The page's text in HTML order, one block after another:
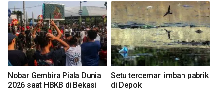
Nobar Gembira Piala Dunia
2026 saat HBKB di Bekasi
Setu tercemar limbah pabrik
di Depok